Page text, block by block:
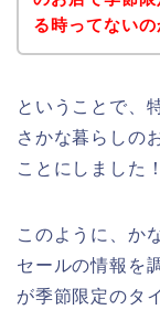
る時ってないの
ということで、
さかな暮らしの
ことにしました！
このように、か
セールの情報を
が季節限定のタ